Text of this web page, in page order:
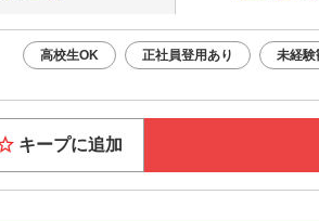
高校生OK 正社員登用あり 未経験
キープに追加